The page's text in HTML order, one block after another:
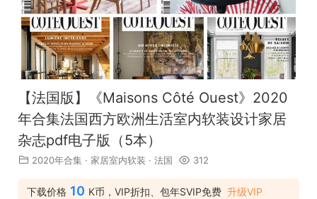
【法国版】《Maisons Côté Ouest》2020
年合集法国西方欧洲生活室内软装设计家居
杂志pdf电子版（5本）
2020年合集 · 家居室内软装 · 法国 312
下载价格 10 K币，VIP折扣、包年SVIP免费 升级VIP